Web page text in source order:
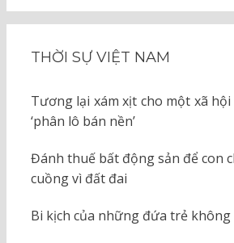
THỜI SỰ VIỆT NAM
Tương lại xám xịt cho một xã
‘phân lô bán nền’
Đánh thuế bất động sản để con
cuồng vì đất đai
Bi kịch của những đứa trẻ